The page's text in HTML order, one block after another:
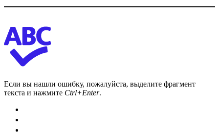
Если вы нашли ошибку, пожалуйста, выделите фрагмент
текста и нажмите Ctrl+Enter.